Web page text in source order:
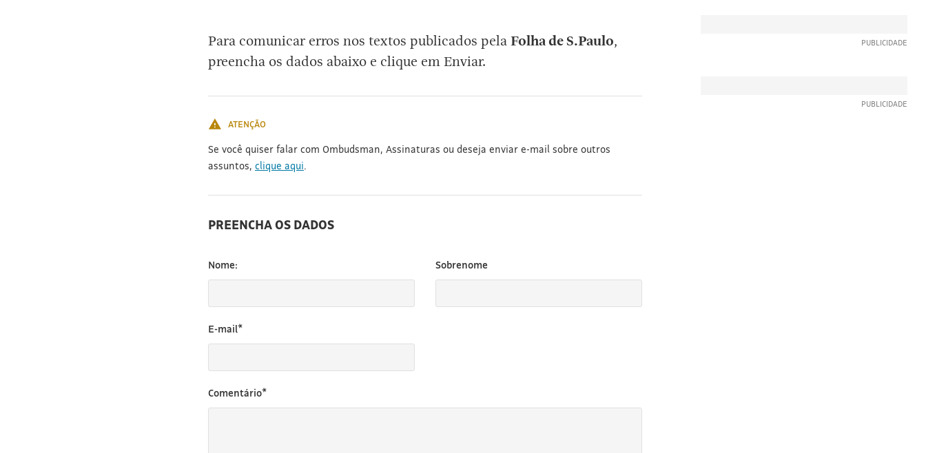
Para comunicar erros nos textos publicados pelaFolha de S.Paulo,
preencha os dados abaixo e clique em Enviar.
ATENÇÃO
Se você quiser falar com Ombudsman, Assinaturas ou deseja enviar e-mail sobre outros
assuntos, clique aqui.
PREENCHA OS DADOS
Nome: Sobrenome
E-mail*
Comentário*